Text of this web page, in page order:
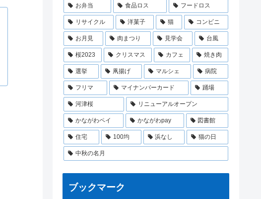
お弁当 食品ロス フードロス
リサイクル 洋菓子 猫 コンビニ
お月見 肉まつり 見学会 台風
桜2023 クリスマス カフェ 焼き肉
選挙 凧揚げ マルシェ 病院
フリマ マイナンバーカード 踊場
河津桜 リニューアルオープン
かながわペイ かながわpay 図書館
住宅 100均 浜なし 猫の日
中秋の名月
ブックマーク